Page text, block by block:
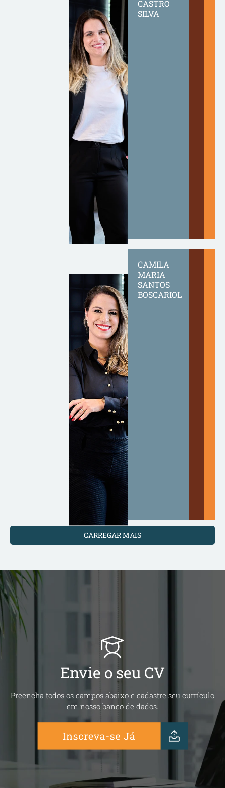
CASTRO
SILVA
CAMILA
MARIA
SANTOS
BOSCARIOL
CARREGAR MAIS
Envie o seu CV
Preencha todos os campos abaixo e cadastre seu currículo
em nosso banco de dados.